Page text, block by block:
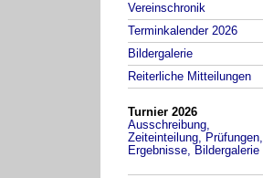
Vereinschronik
Terminkalender 2026
Bildergalerie
Reiterliche Mitteilungen
Turnier 2026
Ausschreibung,
Zeiteinteilung, Prüfungen,
Ergebnisse, Bildergalerie